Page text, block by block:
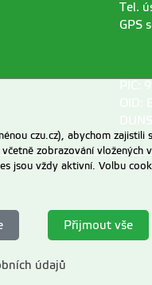
Tel.
GPS
czu.cz), abychom
zobrazování
jsou vždy aktivní. Volbu
Přijmout vše
údajů